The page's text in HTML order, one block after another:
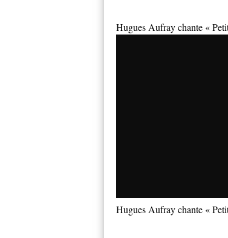
Hugues Aufray chante «
Hugues Aufray chante «